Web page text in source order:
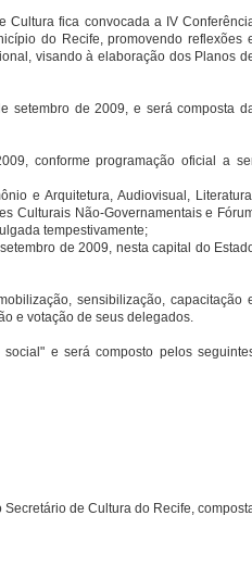
Cultura fica convocada a IV
do Recife, promovendo reflexões
visando à elaboração dos Planos
setembro de 2009, e será composta
conforme programação oficial a
e Arquitetura, Audiovisual,
Culturais Não-Governamentais e
tempestivamente;
de 2009, nesta capital do
sensibilização, capacitação
e votação de seus delegados.
e será composto pelos
de Cultura do Recife,